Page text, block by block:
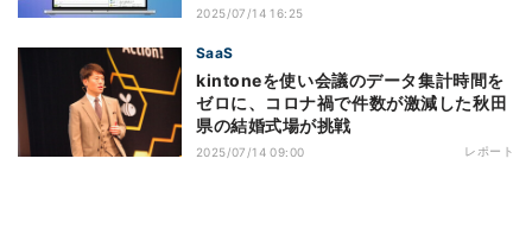
2025/07/14 16:25
SaaS
kintoneを使い会議のデータ集計時間を
ゼロに、コロナ禍で件数が激減した秋田
県の結婚式場が挑戦
2025/07/14 09:00 レポート